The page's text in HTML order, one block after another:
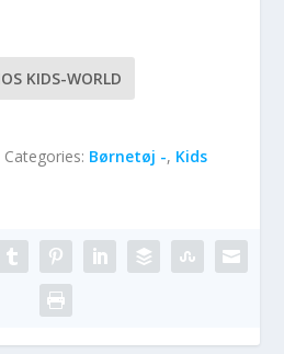
KIDS-WORLD
Categories: Børnetøj -, Kids